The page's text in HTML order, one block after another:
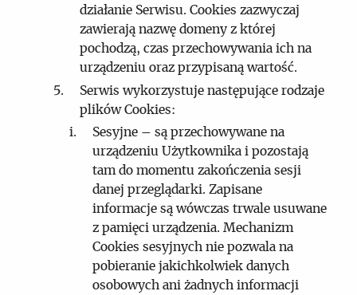
działanie Serwisu. Cookies zazwyczaj
zawierają nazwę domeny z której
pochodzą, czas przechowywania ich na
urządzeniu oraz przypisaną wartość.
Serwis wykorzystuje następujące rodzaje
plików Cookies:
Sesyjne – są przechowywane na
urządzeniu Użytkownika i pozostają
tam do momentu zakończenia sesji
danej przeglądarki. Zapisane
informacje są wówczas trwale usuwane
z pamięci urządzenia. Mechanizm
Cookies sesyjnych nie pozwala na
pobieranie jakichkolwiek danych
osobowych ani żadnych informacji